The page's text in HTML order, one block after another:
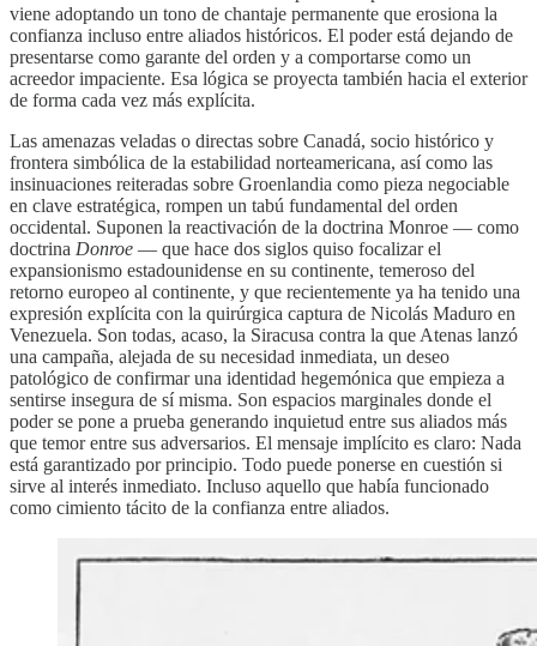
viene adoptando un tono de chantaje permanente que erosiona la
confianza incluso entre aliados históricos. El poder está dejando de
presentarse como garante del orden y a comportarse como un
acreedor impaciente. Esa lógica se proyecta también hacia el exterior
de forma cada vez más explícita.
Las amenazas veladas o directas sobre Canadá, socio histórico y
frontera simbólica de la estabilidad norteamericana, así como las
insinuaciones reiteradas sobre Groenlandia como pieza negociable
en clave estratégica, rompen un tabú fundamental del orden
occidental. Suponen la reactivación de la doctrina Monroe — como
doctrina Donroe — que hace dos siglos quiso focalizar el
expansionismo estadounidense en su continente, temeroso del
retorno europeo al continente, y que recientemente ya ha tenido una
expresión explícita con la quirúrgica captura de Nicolás Maduro en
Venezuela. Son todas, acaso, la Siracusa contra la que Atenas lanzó
una campaña, alejada de su necesidad inmediata, un deseo
patológico de confirmar una identidad hegemónica que empieza a
sentirse insegura de sí misma. Son espacios marginales donde el
poder se pone a prueba generando inquietud entre sus aliados más
que temor entre sus adversarios. El mensaje implícito es claro: Nada
está garantizado por principio. Todo puede ponerse en cuestión si
sirve al interés inmediato. Incluso aquello que había funcionado
como cimiento tácito de la confianza entre aliados.